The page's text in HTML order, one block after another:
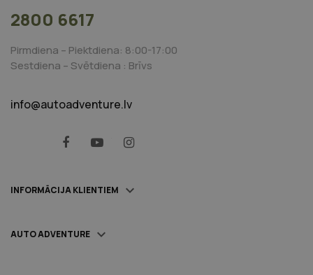
2800 6617
Pirmdiena – Piektdiena: 8:00-17:00
Sestdiena – Svētdiena : Brīvs
info@autoadventure.lv
INFORMĀCIJA KLIENTIEM 
AUTO ADVENTURE 
FacebookYouTube